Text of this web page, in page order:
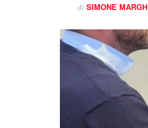
di SIMONE